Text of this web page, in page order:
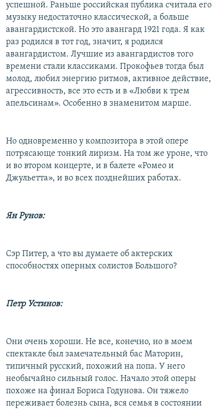
успешной. Раньше российская публика считала его
музыку недостаточно классической, а больше
авангардистской. Но это авангард 1921 года. Я как
раз родился в тот год, значит, я родился
авангардистом. Лучшие из авангардистов того
времени стали классиками. Прокофьев тогда был
молод, любил энергию ритмов, активное действие,
агрессивность, все это есть и в «Любви к трем
апельсинам». Особенно в знаменитом марше.
Но одновременно у композитора в этой опере
потрясающе тонкий лиризм. На том же уроне, что
и во втором концерте, и в балете «Ромео и
Джульетта», и во всех позднейших работах.
Ян Рунов:
Сэр Питер, а что вы думаете об актерских
способностях оперных солистов Большого?
Петр Устинов:
Они очень хороши. Не все, конечно, но в моем
спектакле был замечательный бас Маторин,
типичный русский, похожий на попа. У него
необычайно сильный голос. Начало этой оперы
похоже на финал Бориса Годунова. Он тяжело
переживает болезнь сына, вся семья в состоянии